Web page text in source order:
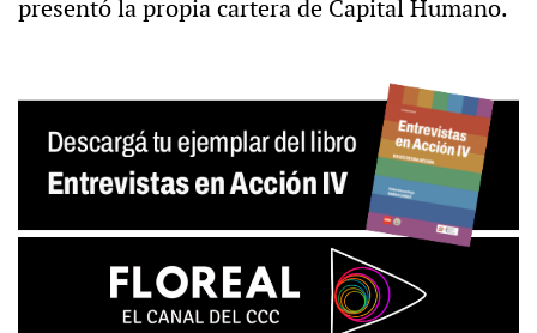
presentó la propia cartera de Capital Humano.